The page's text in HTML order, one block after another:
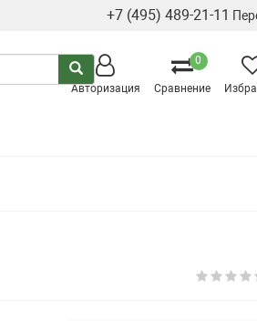
+7 (495) 489-21-11
Авторизация
0
Сравнение